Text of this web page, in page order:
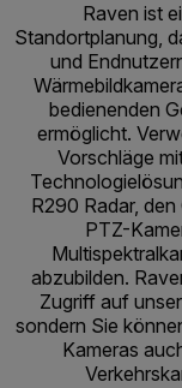
Raven ist
Standortplanung,
und
bedienenden
ermöglicht.
Vorschläge
R290 Radar,
PTZ-
abzubilden.
Zugriff auf
sondern Sie
Kameras